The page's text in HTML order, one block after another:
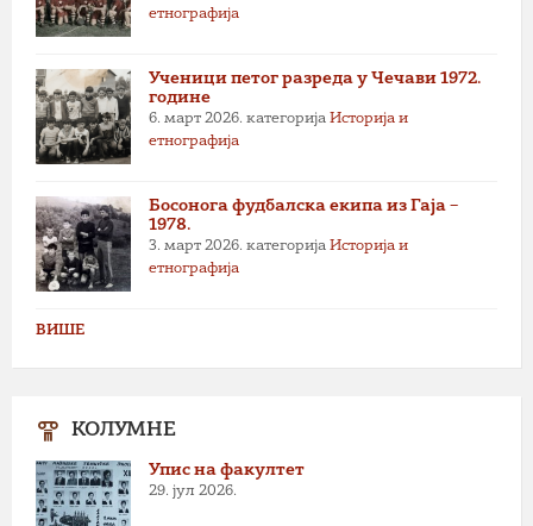
етнографија
Ученици петог разреда у Чечави 1972.
године
6. март 2026. категорија Историја и
етнографија
Босонога фудбалска екипа из Гаја –
1978.
3. март 2026. категорија Историја и
етнографија
ВИШЕ
КОЛУМНЕ
Упис на факултет
29. јул 2026.